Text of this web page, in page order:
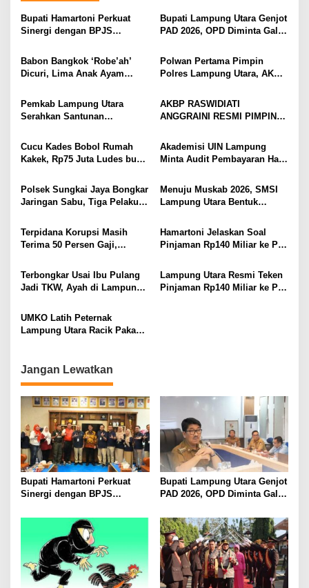
s
p
o
s
Bupati Hamartoni Perkuat
Sinergi dengan BPJS
Kesehatan Makin Cepat dan
Mudah
Bupati Lampung Utara Genjot
PAD 2026, OPD Diminta Gali
hingga Optimalkan PBB-P2
Babon Bangkok ‘Robe’ah’
Dicuri, Lima Anak Ayam
Gang Jalaba Kotabumi Heboh
Polwan Pertama Pimpin
Polres Lampung Utara, AKBP
Pedang Pora
Pemkab Lampung Utara
Serahkan Santunan
Korban Kebakaran
AKBP RASWIDIATI
ANGGRAINI RESMI PIMPIN
BAWA KOMITMEN PERKUAT
KAMTIBMAS DAN
PELAYANAN PRESISI
Cucu Kades Bobol Rumah
Kakek, Rp75 Juta Ludes buat
Ditembak Polisi
Akademisi UIN Lampung
Minta Audit Pembayaran Hak
Kepastian Hukum Tak Boleh
Berlarut
Polsek Sungkai Jaya Bongkar
Jaringan Sabu, Tiga Pelaku
Menuju Muskab 2026, SMSI
Lampung Utara Bentuk
Kepengurusan
Terpidana Korupsi Masih
Terima 50 Persen Gaji,
Tunggu Keputusan BKN
Hamartoni Jelaskan Soal
Pinjaman Rp140 Miliar ke PT
Perbaikan Jalan Butuh Waktu
Bertahun-tahun
Terbongkar Usai Ibu Pulang
Jadi TKW, Ayah di Lampung
Kandung Selama Empat
Tahun, Nyaris Diamuk Massa
Lampung Utara Resmi Teken
Pinjaman Rp140 Miliar ke PT
UMKO Latih Peternak
Lampung Utara Racik Pakan
Mahal
Jangan Lewatkan
Bupati Hamartoni Perkuat
Sinergi dengan BPJS
Kesehatan Makin Cepat dan
Bupati Lampung Utara Genjot
PAD 2026, OPD Diminta Gali
hingga Optimalkan PBB-P2